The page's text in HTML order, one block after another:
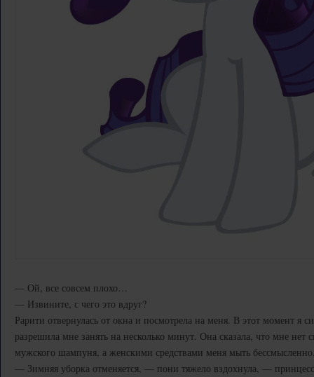
— Ой, все совсем плохо…
— Извините, с чего это вдруг?
Рарити отвернулась от окна и посмотрела на меня. В этот момент я
разрешила мне занять на несколько минут. Она сказала, что мне нет
мужского шампуня, а женскими средствами меня мыть
— Зимняя уборка отменяется, — пони тяжело вздохнула, —